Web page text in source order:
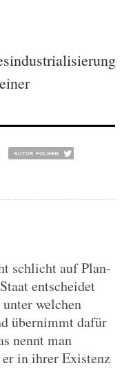
schlicht auf Plan-
entscheidet
welchen
übernimmt dafür
nennt man
in ihrer Existenz